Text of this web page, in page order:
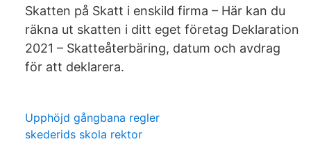
Skatten på Skatt i enskild firma – Här kan du
räkna ut skatten i ditt eget företag Deklaration
2021 – Skatteåterbäring, datum och avdrag
för att deklarera.
Upphöjd gångbana regler
skederids skola rektor